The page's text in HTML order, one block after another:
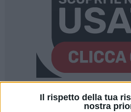
Il rispetto della tua
nostra
49